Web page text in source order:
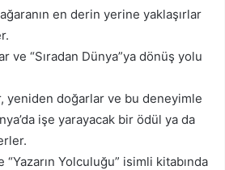
en derin yerine yaklaşırlar
ve “Sıradan Dünya”ya dönüş yolu
yeniden doğarlar ve bu deneyimle
işe yarayacak bir ödül ya da
Yolculuğu” isimli kitabında